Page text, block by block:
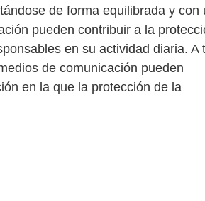
de forma equilibrada y con
pueden contribuir a la
en su actividad diaria. A
de comunicación pueden
en la que la protección de la